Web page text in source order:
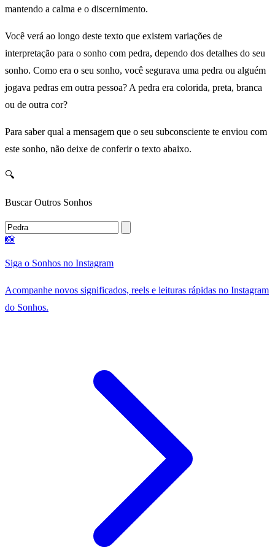
mantendo a calma e o discernimento.
Você verá ao longo deste texto que existem variações de
interpretação para o sonho com pedra, dependo dos detalhes do seu
sonho. Como era o seu sonho, você segurava uma pedra ou alguém
jogava pedras em outra pessoa? A pedra era colorida, preta, branca
ou de outra cor?
Para saber qual a mensagem que o seu subconsciente te enviou com
este sonho, não deixe de conferir o texto abaixo.
🔍
Buscar Outros Sonhos
📸
Siga o Sonhos no Instagram
Acompanhe novos significados, reels e leituras rápidas no Instagram
do Sonhos.